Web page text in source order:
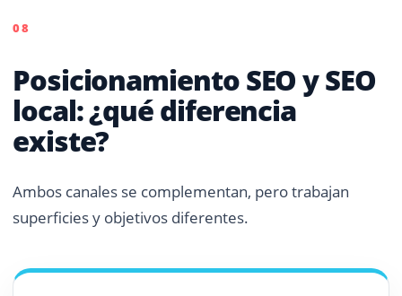
08
Posicionamiento SEO y SEO
local: ¿qué diferencia
existe?
Ambos canales se complementan, pero trabajan
superficies y objetivos diferentes.